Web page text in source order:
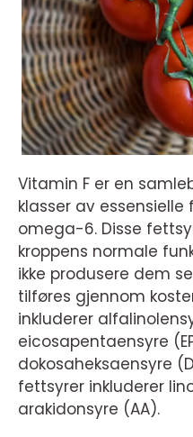
Vitamin F er en
klasser av
omega-6. Disse
kroppens normale
ikke produsere dem
tilføres gjennom
inkluderer
eicosapentaensyre
dokosaheksaensyre
fettsyrer inkluderer
arakidonsyre (AA).